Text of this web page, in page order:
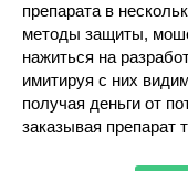
препарата в
методы защиты,
нажиться на
имитируя с них
получая деньги от
заказывая препарат